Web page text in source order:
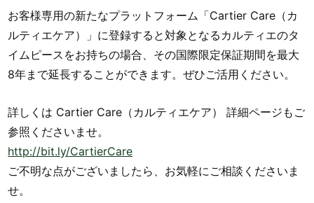
お客様専用の新たなプラットフォーム「Cartier Care（カ
ルティエケア）」に登録すると対象となるカルティエのタ
イムピースをお持ちの場合、その国際限定保証期間を最大
8年まで延長することができます。ぜひご活用ください。
詳しくは Cartier Care（カルティエケア） 詳細ページもご
参照くださいませ。
http://bit.ly/CartierCare
ご不明な点がございましたら、お気軽にご相談くださいま
せ。